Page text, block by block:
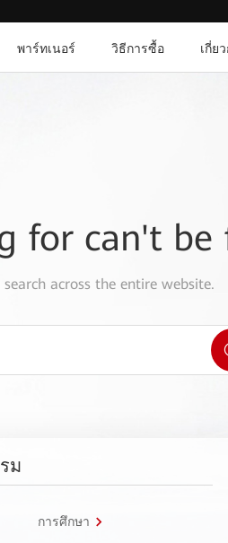
พาร์ทเนอร์ วิธีการซื้อ เกี่ย
for can't be
across the entire website.
ม
การศึกษา